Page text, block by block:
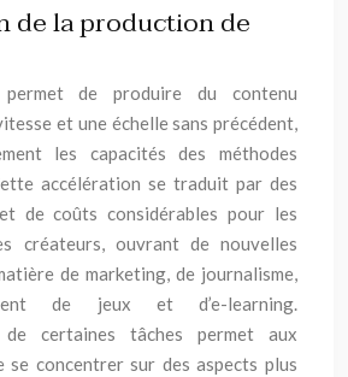
de la production de
permet de produire du contenu
et une échelle sans précédent,
les capacités des méthodes
accélération se traduit par des
de coûts considérables pour les
créateurs, ouvrant de nouvelles
de marketing, de journalisme,
de jeux et d’e-learning.
de certaines tâches permet aux
se concentrer sur des aspects plus